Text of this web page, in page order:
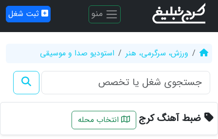
منو ثبت شغل
ورزش، سرگرمی، هنر استودیو صدا و موسیقی
ضبط آهنگ کرج انتخاب محله